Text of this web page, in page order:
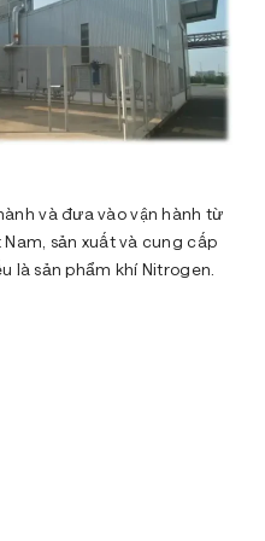
và đưa vào vận hành từ
sản xuất và cung cấp
là sản phẩm khí Nitrogen.